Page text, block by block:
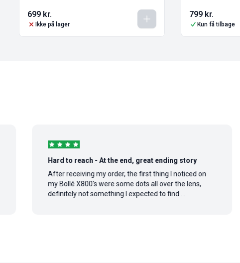
699 kr.
Ikke på lager
799 kr.
Kun få tilbage
Hard to reach - At the end, great ending story
After receiving my order, the first thing I noticed on
my Bollé X800's were some dots all over the lens,
definitely not something I expected to find ...